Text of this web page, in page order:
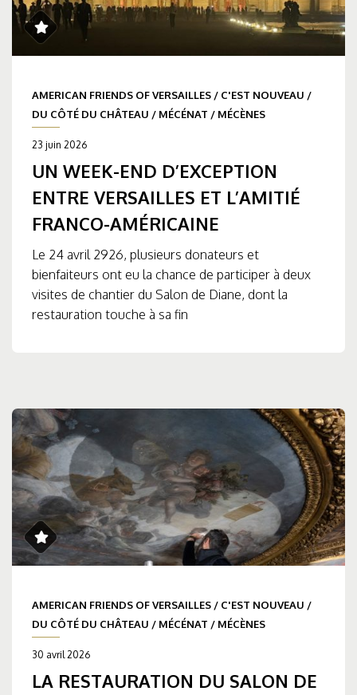
AMERICAN FRIENDS OF VERSAILLES / C'EST NOUVEAU /
DU CÔTÉ DU CHÂTEAU / MÉCÉNAT / MÉCÈNES
23 juin 2026
UN WEEK-END D’EXCEPTION
ENTRE VERSAILLES ET L’AMITIÉ
FRANCO-AMÉRICAINE
Le 24 avril 2926, plusieurs donateurs et
bienfaiteurs ont eu la chance de participer à deux
visites de chantier du Salon de Diane, dont la
restauration touche à sa fin
AMERICAN FRIENDS OF VERSAILLES / C'EST NOUVEAU /
DU CÔTÉ DU CHÂTEAU / MÉCÉNAT / MÉCÈNES
30 avril 2026
LA RESTAURATION DU SALON DE